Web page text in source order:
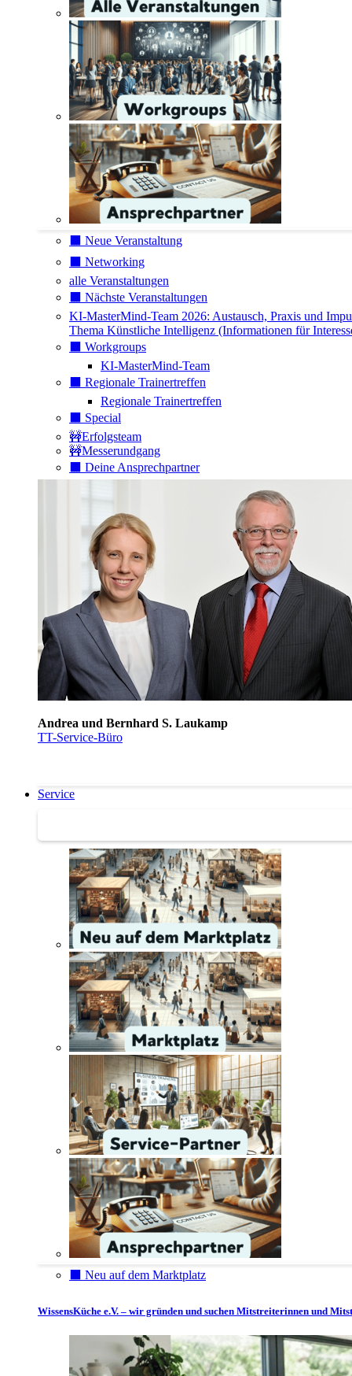
⬛️ Neue Veranstaltung
⬛️ Networking
alle Veranstaltungen
⬛️ Nächste Veranstaltungen
KI-MasterMind-Team 2026: Austausch, Praxis und
Thema Künstliche Intelligenz (Informationen für
⬛️ Workgroups
KI-MasterMind-Team
⬛️ Regionale Trainertreffen
Regionale Trainertreffen
⬛️ Special
🚧Erfolgsteam
🚧Messerundgang
⬛️ Deine Ansprechpartner
Andrea und Bernhard S. Laukamp
TT-Service-Büro
Service
⬛️ Neu auf dem Marktplatz
WissensKüche e.V. – wir gründen und suchen Mitstreiterinnen und